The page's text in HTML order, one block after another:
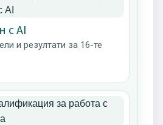
с AI
и резултати за 16-те